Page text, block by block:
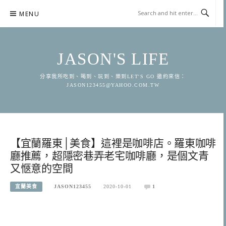
content
MENU
JASON'S LIFE
分享我所吃到、喝到、玩到、樂到LET'S GO 邀約來信：
JASON123455@YAHOO.COM.TW
【宜蘭羅東│美食】這裡是咖啡店。羅東咖啡
廳推薦，超隱密巷弄老宅咖啡廳，是個文青
又愜意的空間
宜蘭美食 JASON123455 2020-10-01 1